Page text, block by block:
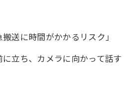
送に時間がかかるリスク」
に立ち、カメラに向かって話す